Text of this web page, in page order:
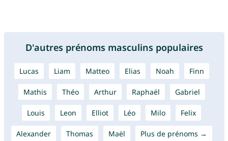
D'autres prénoms masculins populaires
Lucas Liam Matteo Elias Noah Finn
Mathis Théo Arthur Raphaël Gabriel
Louis Leon Elliot Léo Milo Felix
Alexander Thomas Maël Plus de prénoms →